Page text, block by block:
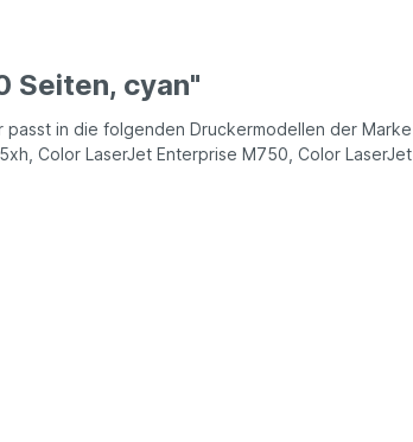
Seiten, cyan"
in die folgenden Druckermodellen der
Color LaserJet Enterprise M750, Color